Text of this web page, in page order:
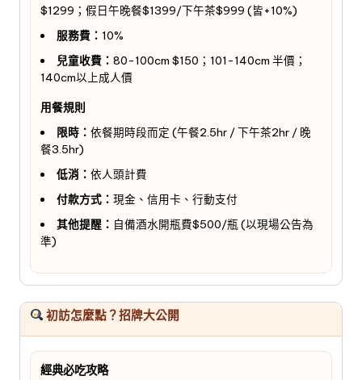
$1299；假日午晚餐$1399/下午茶$999 (皆+10%)
服務費： 10%
兒童收費： 80-100cm $150；101-140cm 半價；
140cm以上成人價
用餐規則
限時： 依餐期時段而定 (午餐2.5hr / 下午茶2hr / 晚
餐3.5hr)
低消： 依人頭計費
付款方式： 現金、信用卡、行動支付
其他提醒： 自備酒水開瓶費$500/瓶 (以現場公告為
準)
初訪怎麼點？招牌大公開
經典必吃攻略